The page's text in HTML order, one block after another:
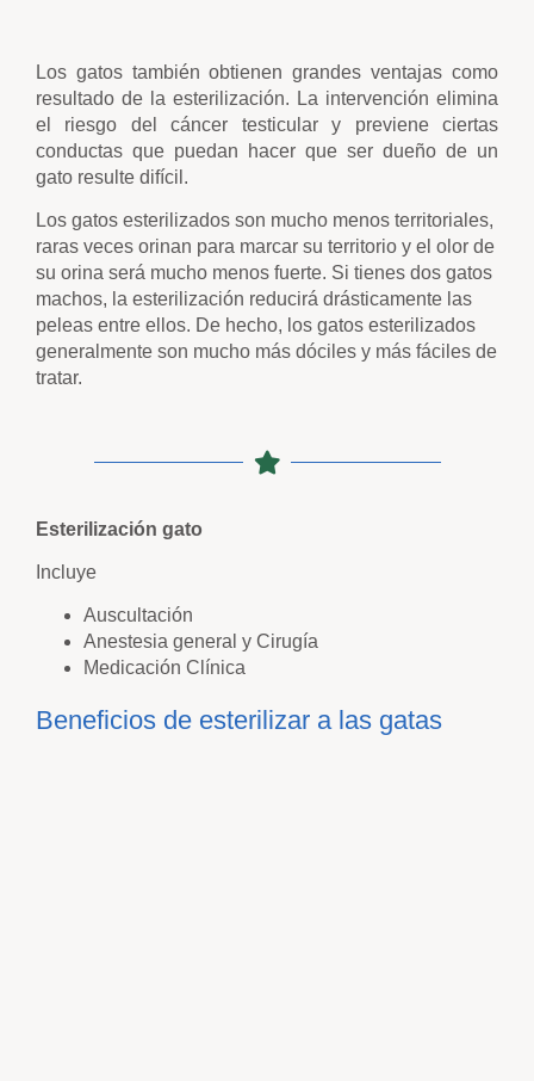
Los gatos también obtienen grandes ventajas como
resultado de la esterilización. La intervención elimina
el riesgo del cáncer testicular y previene ciertas
conductas que puedan hacer que ser dueño de un
gato resulte difícil.
Los gatos esterilizados son mucho menos territoriales,
raras veces orinan para marcar su territorio y el olor de
su orina será mucho menos fuerte. Si tienes dos gatos
machos, la esterilización reducirá drásticamente las
peleas entre ellos. De hecho, los gatos esterilizados
generalmente son mucho más dóciles y más fáciles de
tratar.
Esterilización gato
Incluye
Auscultación
Anestesia general y Cirugía
Medicación Clínica
Beneficios de esterilizar a las gatas